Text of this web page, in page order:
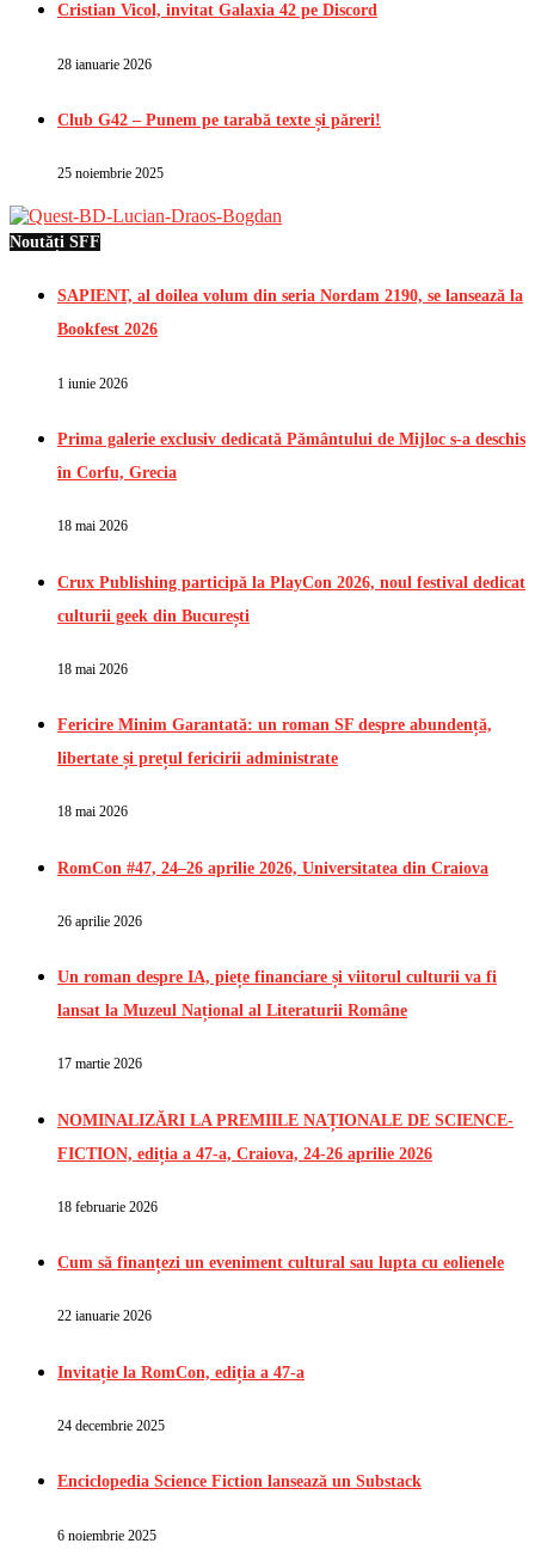
Cristian Vicol, invitat Galaxia 42 pe Discord
28 ianuarie 2026
Club G42 – Punem pe tarabă texte și păreri!
25 noiembrie 2025
Noutăți SFF
SAPIENT, al doilea volum din seria Nordam 2190, se lansează la
Bookfest 2026
1 iunie 2026
Prima galerie exclusiv dedicată Pământului de Mijloc s-a deschis
în Corfu, Grecia
18 mai 2026
Crux Publishing participă la PlayCon 2026, noul festival dedicat
culturii geek din București
18 mai 2026
Fericire Minim Garantată: un roman SF despre abundență,
libertate și prețul fericirii administrate
18 mai 2026
RomCon #47, 24–26 aprilie 2026, Universitatea din Craiova
26 aprilie 2026
Un roman despre IA, piețe financiare și viitorul culturii va fi
lansat la Muzeul Național al Literaturii Române
17 martie 2026
NOMINALIZĂRI LA PREMIILE NAȚIONALE DE SCIENCE-
FICTION, ediția a 47-a, Craiova, 24-26 aprilie 2026
18 februarie 2026
Cum să finanțezi un eveniment cultural sau lupta cu eolienele
22 ianuarie 2026
Invitație la RomCon, ediția a 47-a
24 decembrie 2025
Enciclopedia Science Fiction lansează un Substack
6 noiembrie 2025